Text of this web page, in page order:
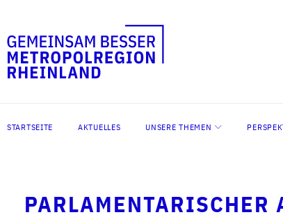
STARTSEITE AKTUELLES UNSERE THEMEN